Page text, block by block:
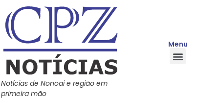
Notícias de Nonoai e região em
primeira mão
Menu